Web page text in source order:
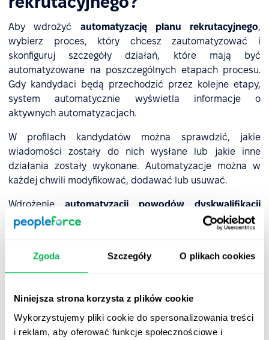
Zgoda Szczegóły O plikach cookies
Niniejsza strona korzysta z plików cookie
Wykorzystujemy pliki cookie do spersonalizowania treści
i reklam, aby oferować funkcje społecznościowe i
Aby wdrożyć automatyzację planu rekrutacyjnego,
wybierz proces, który chcesz zautomatyzować i
skonfiguruj szczegóły działań, które mają być
automatyzowane na poszczególnych etapach procesu.
Gdy kandydaci będą przechodzić przez kolejne etapy,
system automatycznie wyświetla informacje o
aktywnych automatyzacjach.
W profilach kandydatów można sprawdzić, jakie
wiadomości zostały do nich wysłane lub jakie inne
działania zostały wykonane. Automatyzacje można w
każdej chwili modyfikować, dodawać lub usuwać.
Wdrożenie automatyzacji powodów dyskwalifikacji
kandydatadziała w podobny sposób. Kiedy kandydat
zostaje zdyskwalifikowany z określonego powodu,
Szczegółowe informacje na temat konfiguracji
automatyzacji znajdzieszw bazie wiedzy PeopleForce.